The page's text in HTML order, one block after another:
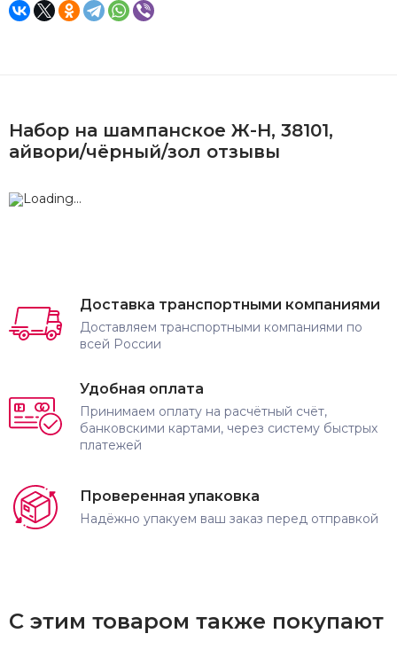
Набор на шампанское Ж-Н, 38101,
айвори/чёрный/зол отзывы
Доставка транспортными компаниями
Доставляем транспортными компаниями по
всей России
Удобная оплата
Принимаем оплату на расчётный счёт,
банковскими картами, через систему быстрых
платежей
Проверенная упаковка
Надёжно упакуем ваш заказ перед отправкой
С этим товаром также покупают